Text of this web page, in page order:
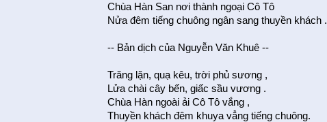
Chùa Hàn San nơi thành ngoại Cô Tô
Nửa đêm tiếng chuông ngân sang thuyền khách .
-- Bản dịch của Nguyễn Văn Khuê --
Trăng lặn, quạ kêu, trời phủ sương ,
Lửa chài cây bến, giấc sầu vương .
Chùa Hàn ngoài ải Cô Tô vắng ,
Thuyền khách đêm khuya vẳng tiếng chuông.